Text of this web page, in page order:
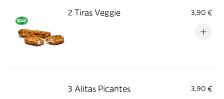
2 Tiras Veggie 3,90 €
3 Alitas Picantes 3,90 €